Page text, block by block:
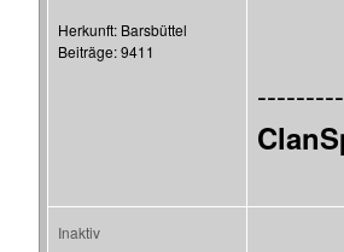
Herkunft: Barsbüttel
Beiträge: 9411
Inaktiv